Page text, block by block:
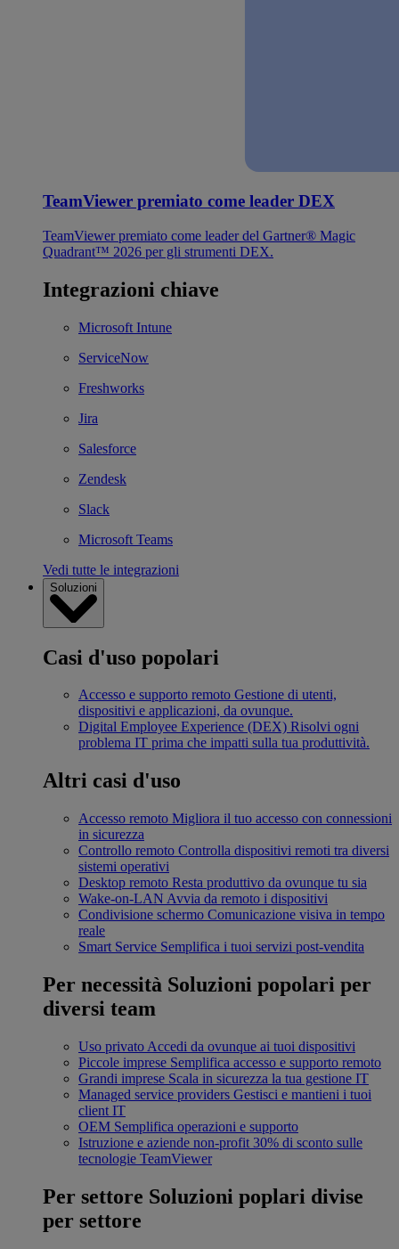
TeamViewer premiato come leader DEX
TeamViewer premiato come leader del Gartner® Magic
Quadrant™ 2026 per gli strumenti DEX.
Integrazioni chiave
Microsoft Intune
ServiceNow
Freshworks
Jira
Salesforce
Zendesk
Slack
Microsoft Teams
Vedi tutte le integrazioni
Soluzioni
Casi d'uso popolari
Accesso e supporto remoto Gestione di utenti,
dispositivi e applicazioni, da ovunque.
Digital Employee Experience (DEX) Risolvi ogni
problema IT prima che impatti sulla tua produttività.
Altri casi d'uso
Accesso remoto Migliora il tuo accesso con connessioni
in sicurezza
Controllo remoto Controlla dispositivi remoti tra diversi
sistemi operativi
Desktop remoto Resta produttivo da ovunque tu sia
Wake-on-LAN Avvia da remoto i dispositivi
Condivisione schermo Comunicazione visiva in tempo
reale
Smart Service Semplifica i tuoi servizi post-vendita
Per necessità Soluzioni popolari per
diversi team
Uso privato Accedi da ovunque ai tuoi dispositivi
Piccole imprese Semplifica accesso e supporto remoto
Grandi imprese Scala in sicurezza la tua gestione IT
Managed service providers Gestisci e mantieni i tuoi
client IT
OEM Semplifica operazioni e supporto
Istruzione e aziende non-profit 30% di sconto sulle
tecnologie TeamViewer
Per settore Soluzioni poplari divise
per settore